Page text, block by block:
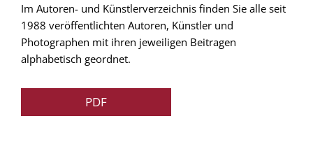
Im Autoren- und Künstlerverzeichnis finden Sie alle seit
1988 veröffentlichten Autoren, Künstler und
Photographen mit ihren jeweiligen Beitragen
alphabetisch geordnet.
PDF